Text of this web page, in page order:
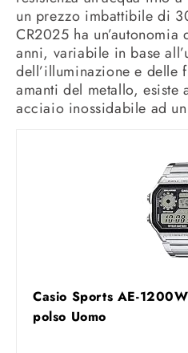
un prezzo imbattibile di
CR2025 ha
anni, variabile in base
dell’illuminazione e delle
amanti del metallo, esiste
acciaio inossidabile ad
Casio Sports AE-
polso Uomo